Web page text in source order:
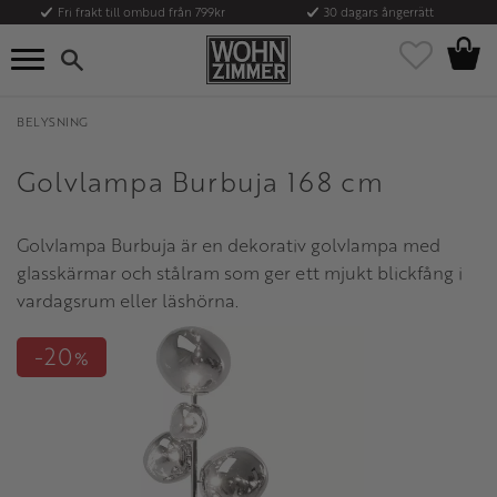
Meny
Fri frakt till ombud från 799kr 30 dagars ångerrätt
Favoriter
BELYSNING
Golvlampa Burbuja 168 cm
Golvlampa Burbuja är en dekorativ golvlampa med
glasskärmar och stålram som ger ett mjukt blickfång i
vardagsrum eller läshörna.
20%